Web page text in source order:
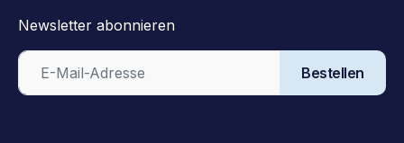
Newsletter abonnieren
Bestellen